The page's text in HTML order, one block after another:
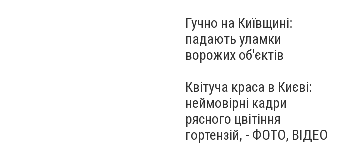
Гучно на Київщині:
падають уламки
ворожих об'єктів
Квітуча краса в Києві:
неймовірні кадри
рясного цвітіння
гортензій, - ФОТО, ВІДЕО